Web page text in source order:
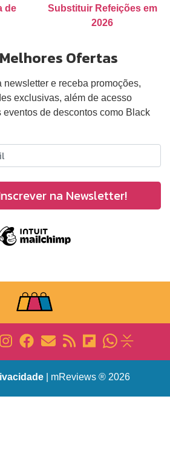
de
Substituir Refeições em
2026
Ofertas
newsletter e receba promoções,
exclusivas, além de acesso
de descontos como Black
| mReviews ® 2026